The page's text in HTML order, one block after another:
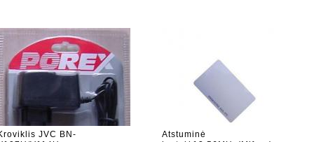
JVC BN-
Atstuminė